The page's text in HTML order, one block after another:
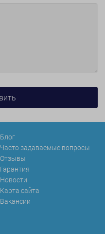
Блог
Часто задаваемые вопросы
Отзывы
Гарантия
Новости
Карта сайта
Вакансии